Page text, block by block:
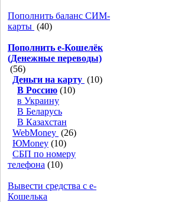
Пополнить баланс СИМ-
карты (40)
Пополнить e-Кошелёк
(Денежные переводы)
(56)
Деньги на карту (10)
В Россию (10)
в Украину
В Беларусь
В Казахстан
WebMoney (26)
ЮMoney (10)
СБП по номеру
телефона (10)
Вывести средства с е-
Кошелька